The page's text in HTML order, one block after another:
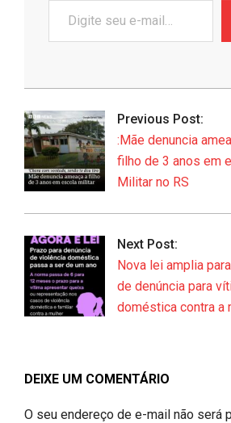
seu
e-
2026-
24
Previous Post:
:Mãe denuncia
filho de 3 anos em
Militar no RS
Next Post:
Nova lei amplia
de denúncia para
doméstica contra a
DEIXE UM COMENTÁRIO
O seu endereço de e-mail não será